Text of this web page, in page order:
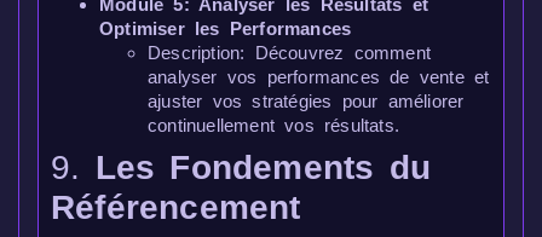
Module 5: Analyser les Résultats et
Optimiser les Performances
Description: Découvrez comment
analyser vos performances de vente et
ajuster vos stratégies pour améliorer
continuellement vos résultats.
9. Les Fondements du
Référencement